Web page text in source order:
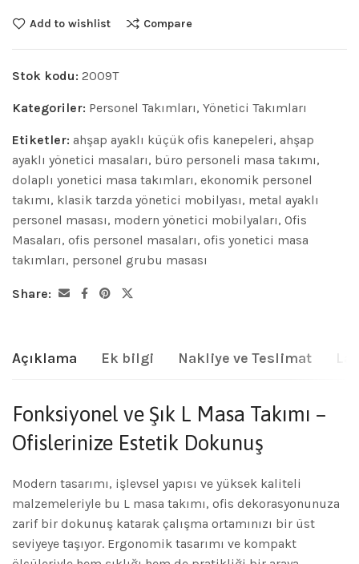
Add to wishlist Compare
Stok kodu: 2009T
Kategoriler: Personel Takımları, Yönetici Takımları
Etiketler: ahşap ayaklı küçük ofis kanepeleri, ahşap
ayaklı yönetici masaları, büro personeli masa takımı,
dolaplı yonetici masa takımları, ekonomik personel
takımı, klasik tarzda yönetici mobilyası, metal ayaklı
personel masası, modern yönetici mobilyaları, Ofis
Masaları, ofis personel masaları, ofis yonetici masa
takımları, personel grubu masası
Share:
Açıklama Ek bilgi Nakliye ve Teslimat
Fonksiyonel ve Şık L Masa Takımı –
Ofislerinize Estetik Dokunuş
Modern tasarımı, işlevsel yapısı ve yüksek kaliteli
malzemeleriyle bu L masa takımı, ofis dekorasyonunuza
zarif bir dokunuş katarak çalışma ortamınızı bir üst
seviyeye taşıyor. Ergonomik tasarımı ve kompakt